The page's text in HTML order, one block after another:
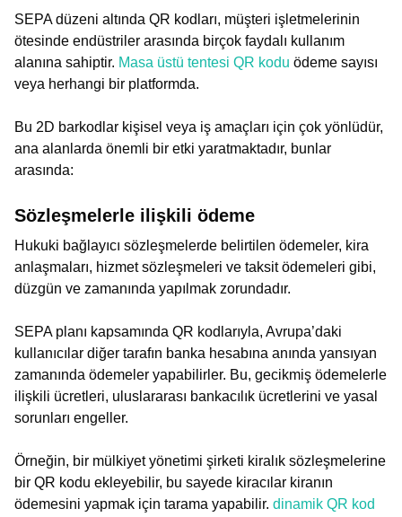
SEPA düzeni altında QR kodları, müşteri işletmelerinin
ötesinde endüstriler arasında birçok faydalı kullanım
alanına sahiptir. Masa üstü tentesi QR kodu ödeme sayısı
veya herhangi bir platformda.
Bu 2D barkodlar kişisel veya iş amaçları için çok yönlüdür,
ana alanlarda önemli bir etki yaratmaktadır, bunlar
arasında:
Sözleşmelerle ilişkili ödeme
Hukuki bağlayıcı sözleşmelerde belirtilen ödemeler, kira
anlaşmaları, hizmet sözleşmeleri ve taksit ödemeleri gibi,
düzgün ve zamanında yapılmak zorundadır.
SEPA planı kapsamında QR kodlarıyla, Avrupa’daki
kullanıcılar diğer tarafın banka hesabına anında yansıyan
zamanında ödemeler yapabilirler. Bu, gecikmiş ödemelerle
ilişkili ücretleri, uluslararası bankacılık ücretlerini ve yasal
sorunları engeller.
Örneğin, bir mülkiyet yönetimi şirketi kiralık sözleşmelerine
bir QR kodu ekleyebilir, bu sayede kiracılar kiranın
ödemesini yapmak için tarama yapabilir. dinamik QR kod